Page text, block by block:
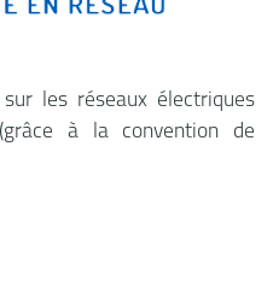
les réseaux électriques
à la convention de